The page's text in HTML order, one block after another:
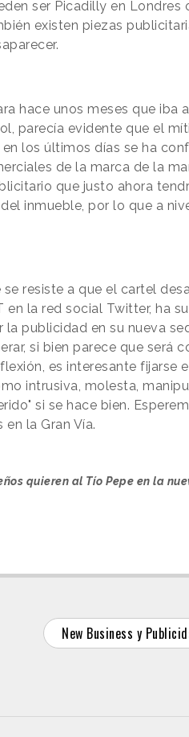
ser Picadilly en Londres
existen piezas
hace unos meses que iba
parecía evidente que el
en los últimos días se ha
de la marca de la
que justo ahora
inmueble, por lo que a
resiste a que el cartel
en la red social Twitter, ha
publicidad en su nueva
si bien parece que será
es interesante fijarse
intrusiva, molesta,
si se hace bien.
la Gran Vía.
quieren al Tío Pepe en la
New Business y